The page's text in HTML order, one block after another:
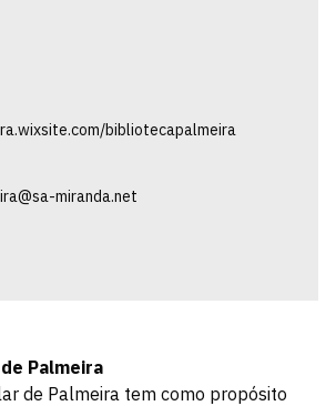
bibliotecapalmeira
miranda.net
Palmeira
de Palmeira tem como propósito